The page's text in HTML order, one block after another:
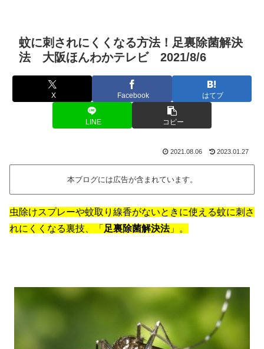
蚊に刺されにくくなる方法！足裏除菌解決
法 大阪ほんわかテレビ 2021/8/6
X Facebook はてブ
LINE コピー
2021.08.06 2023.01.27
本ブログには広告が含まれています。
虫除けスプレーや蚊取り線香がないときに使える蚊に刺さ
れにくくなる裏技、「 足裏除菌解決法」。